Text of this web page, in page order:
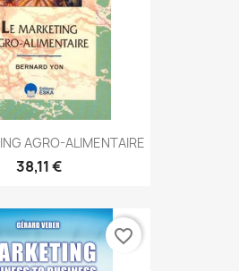
AGRO-ALIMENTAIRE
38,11 €
favorite_border